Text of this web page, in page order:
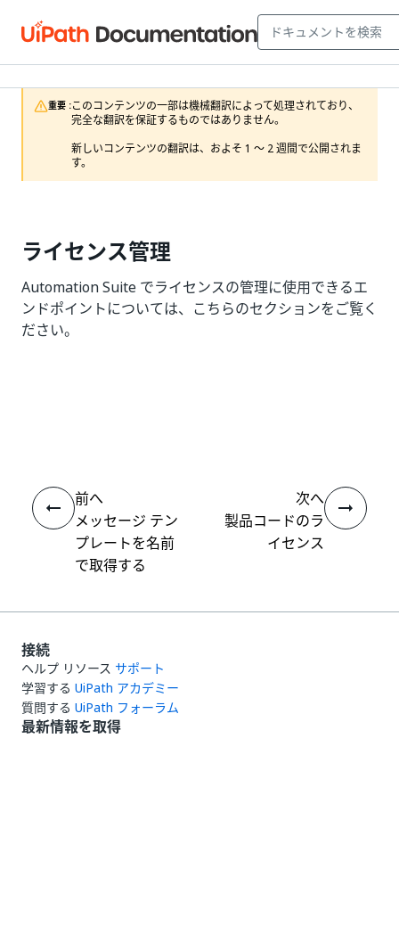
重要 :このコンテンツの一部は機械翻訳によって処理されており、
完全な翻訳を保証するものではありません。
新しいコンテンツの翻訳は、およそ 1 ～ 2 週間で公開されま
す。
ライセンス管理
Automation Suite でライセンスの管理に使用できるエ
ンドポイントについては、こちらのセクションをご覧く
ださい。
前へ
メッセージ テン
プレートを名前
で取得する
次へ
製品コードのラ
イセンス
接続
ヘルプ リソース サポート
学習する UiPath アカデミー
質問する UiPath フォーラム
最新情報を取得